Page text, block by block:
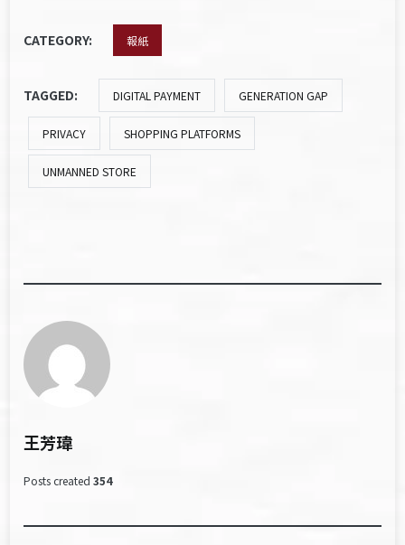
CATEGORY: 報紙
TAGGED: DIGITAL PAYMENT GENERATION GAP
PRIVACY SHOPPING PLATFORMS
UNMANNED STORE
王芳瑋
Posts created 354